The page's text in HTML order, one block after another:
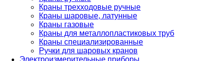
Краны трехходовые ручные
Краны шаровые, латунные
Краны газовые
Краны для металлопластиковых труб
Краны специализированные
Ручки для шаровых кранов
Электроизмерительные приборы